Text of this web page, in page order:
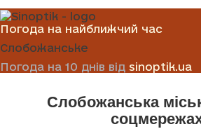
Погода на найближчий час
Слобожанське
Погода на 10 днів від sinoptik.ua
Слобожанська